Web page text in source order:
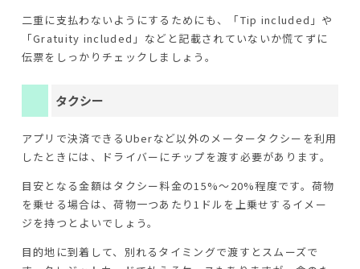
二重に支払わないようにするためにも、「Tip included」や
「Gratuity included」などと記載されていないか慌てずに
伝票をしっかりチェックしましょう。
タクシー
アプリで決済できるUberなど以外のメータータクシーを利用
したときには、ドライバーにチップを渡す必要があります。
目安となる金額はタクシー料金の15%～20%程度です。荷物
を乗せる場合は、荷物一つあたり1ドルを上乗せするイメー
ジを持つとよいでしょう。
目的地に到着して、別れるタイミングで渡すとスムーズで